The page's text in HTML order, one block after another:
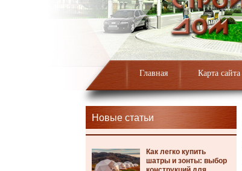
Главная Карта сайта
Новые статьи
Как легко купить
шатры и зонты: выбор